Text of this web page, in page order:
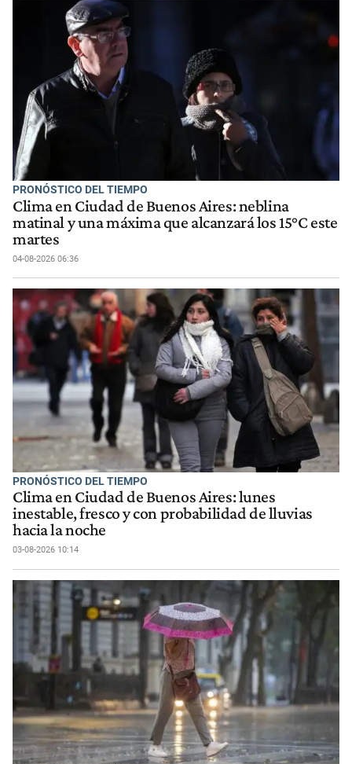
PRONÓSTICO DEL TIEMPO
Clima en Ciudad de Buenos Aires: neblina
matinal y una máxima que alcanzará los 15°C este
martes
04-08-2026 06:36
PRONÓSTICO DEL TIEMPO
Clima en Ciudad de Buenos Aires: lunes
inestable, fresco y con probabilidad de lluvias
hacia la noche
03-08-2026 10:14